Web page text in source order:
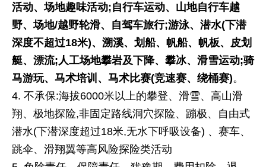
活动、场地趣味活动;自行车运动、山地自行车越
野、场地/越野轮滑、自驾车旅行;游泳、潜水(下潜
深度不超过18米)、溯溪、划船、帆船、帆板、皮划
艇、漂流;人工场地攀岩及下降、攀冰、滑雪运动;骑
马游玩、马术培训、马术比赛(竞速赛、绕桶赛)。
不承保:海拔6000米以上的攀登、滑雪、高山滑
翔、极地探险,非固定路线洞穴探险、蹦极、自由式
潜水(下潜深度超过18米,无水下呼吸设备) 、赛车、
跳伞、滑翔翼等高风险探险类活动